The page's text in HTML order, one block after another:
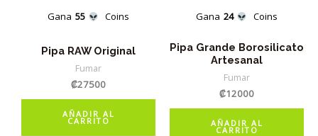
Gana 55 Coins
Pipa RAW Original
Fumar
₡27500
AÑADIR AL
CARRITO
Gana 24 Coins
Pipa Grande Borosilicato
Artesanal
Fumar
₡12000
AÑADIR AL
CARRITO